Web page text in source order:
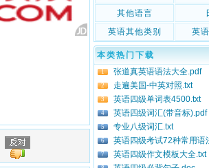
其他语言
英语其他类别
英
本类热门下载
1 张道真英语语法大全.pdf
2 走遍美国-中英对照.txt
3 英语四级单词表4500.txt
4 英语四级词汇(带音标).pdf
5 专业八级词汇.txt
6 英语四级考试72种常用语
7 英语四级作文模板大全.txt